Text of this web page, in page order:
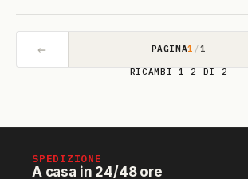
← PAGINA1 /1
RICAMBI 1–2 DI 2
SPEDIZIONE
A casa in 24/48 ore